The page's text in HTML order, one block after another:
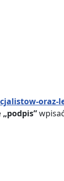
oraz-
„podpis”